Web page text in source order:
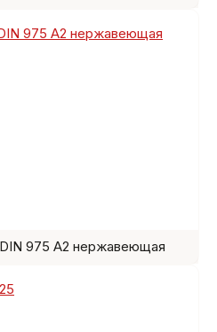
975 A2 нержавеющая